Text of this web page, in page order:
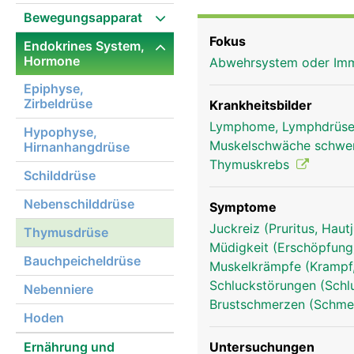
Bewegungsapparat
Endokrines System,
Hormone
Epiphyse,
Zirbeldrüse
Hypophyse,
Hirnanhangdrüse
Schilddrüse
Nebenschilddrüse
Thymusdrüse
Bauchpeicheldrüse
Nebenniere
Hoden
Ernährung und
Abwehrzellen - die T-
und auf ihre Aufgabe
Lymphknoten und die
anderem das
unterstützen. Schon
"Lebensenergie"
Fokus
Abwehrsystem oder
Krankheitsbilder
Lymphome,
Muskelschwäche
Thymuskrebs
Symptome
Juckreiz (Pruritus,
Müdigkeit
Muskelkrämpfe
Schluckstörungen
Brustschmerzen
Untersuchungen